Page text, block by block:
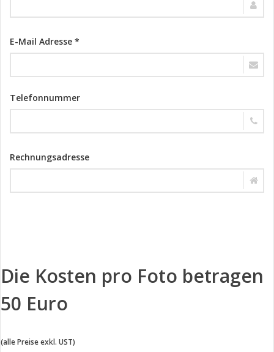
E-Mail Adresse *
Telefonnummer
Rechnungsadresse
Die Kosten pro Foto betragen
50 Euro
(alle Preise exkl. UST)